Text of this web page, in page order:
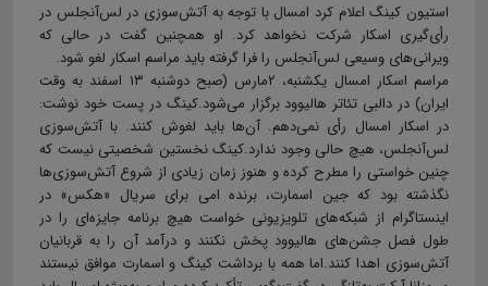
استیون کینگ اعلام کرد امسال با توجه به آتش‌سوزی در لس‌آنجلس در
رأی‌گیری اسکار شرکت نخواهد کرد. او همچنین گفت در حالی که
ویرانی‌های وسیعی لس‌آنجلس را فرا گرفته باید مراسم اسکار لغو شود.
مراسم اسکار امسال یکشنبه، ۲مارس (صبح دوشنبه ۱۳ اسفند به وقت
ایران) در دالبی تئاتر هالیوود برگزار می‌شود.کینگ در پست خود نوشت:
در اسکار امسال رأی نمی‌دهم. آن‌ها باید لغوش کنند. با آتش‌سوزی
لس‌آنجلس، هیچ حالی وجود ندارد.کینگ نخستین شخصیتی نیست که
چنین خواستی را مطرح کرده و هنوز زمان زیادی از شروع آتش‌سوزی‌ها
نگذشته بود که جین اسمارت، برنده امی برای سریال «هکس» در
اینستاگرام از شبکه‌های تلویزیونی خواست هیچ برنامه جایزه‌ای را در
طول فصل جشن‌های هالیوود پخش نکنند و درآمد آن را به قربانیان
آتش‌سوزی اهدا کنند.اما همه با برداشت کینگ و اسمارت موافق نیستند